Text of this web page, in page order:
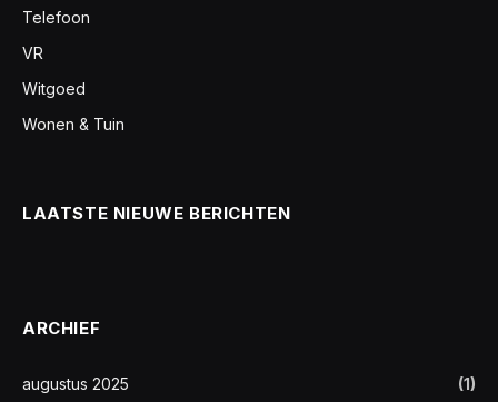
Telefoon
VR
Witgoed
Wonen & Tuin
LAATSTE NIEUWE BERICHTEN
ARCHIEF
augustus 2025 (1)